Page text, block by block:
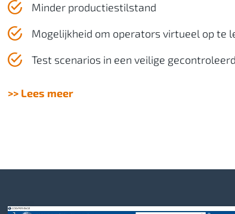
Minder productiestilstand
Mogelijkheid om operators virtueel op te
Test scenarios in een veilige
>> Lees meer